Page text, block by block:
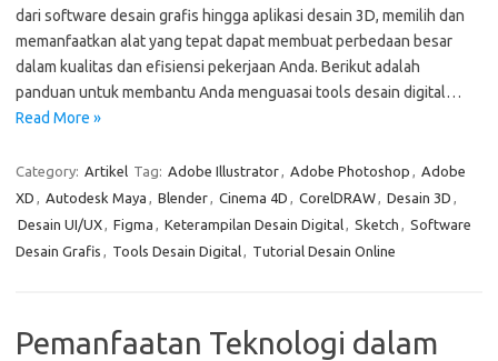
dari software desain grafis hingga aplikasi desain 3D, memilih dan
memanfaatkan alat yang tepat dapat membuat perbedaan besar
dalam kualitas dan efisiensi pekerjaan Anda. Berikut adalah
panduan untuk membantu Anda menguasai tools desain digital…
Read More »
Category: Artikel Tag: Adobe Illustrator, Adobe Photoshop , Adobe
XD , Autodesk Maya , Blender, Cinema 4D , CorelDRAW, Desain 3D ,
Desain UI/UX, Figma , Keterampilan Desain Digital, Sketch , Software
Desain Grafis , Tools Desain Digital, Tutorial Desain Online
Pemanfaatan Teknologi dalam